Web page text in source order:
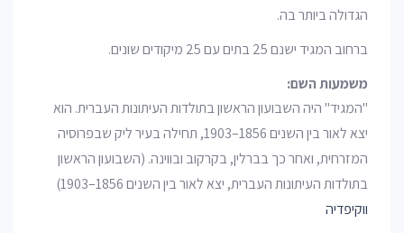
הגדולה ביותר בה.
ברחוב המגיד ישנם 25 בתים עם 25 מיקודים שונים.
משמעות השם:
"המגיד" היה השבועון הראשון בתולדות העיתונות העברית. הוא
יצא לאור בין השנים 1856–1903, תחילה בעיר ליק שבפרוסיה
המזרחית, ואחר כך בברלין, בקרקוב ובווינה. (השבועון הראשון
בתולדות העיתונות העברית, יצא לאור בין השנים 1856–1903)
ווקיפדיה